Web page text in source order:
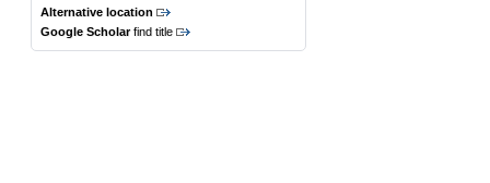
Alternative location
Google Scholarfind title